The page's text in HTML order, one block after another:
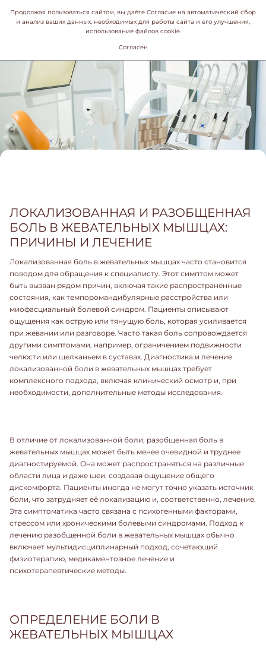
ЛОКАЛИЗОВАННАЯ И РАЗОБЩЕННАЯ
БОЛЬ В ЖЕВАТЕЛЬНЫХ МЫШЦАХ:
ПРИЧИНЫ И ЛЕЧЕНИЕ
Локализованная боль в жевательных мышцах часто становится
поводом для обращения к специалисту. Этот симптом может
быть вызван рядом причин, включая такие распространённые
состояния, как темпоромандибулярные расстройства или
миофасциальный болевой синдром. Пациенты описывают
ощущения как острую или тянущую боль, которая усиливается
при жевании или разговоре. Часто такая боль сопровождается
другими симптомами, например, ограничением подвижности
челюсти или щелканьем в суставах. Диагностика и лечение
локализованной боли в жевательных мышцах требует
комплексного подхода, включая клинический осмотр и, при
необходимости, дополнительные методы исследования.
В отличие от локализованной боли, разобщенная боль в
жевательных мышцах может быть менее очевидной и труднее
диагностируемой. Она может распространяться на различные
области лица и даже шеи, создавая ощущение общего
дискомфорта. Пациенты иногда не могут точно указать источник
боли, что затрудняет её локализацию и, соответственно, лечение.
Эта симптоматика часто связана с психогенными факторами,
стрессом или хроническими болевыми синдромами. Подход к
лечению разобщенной боли в жевательных мышцах обычно
включает мультидисциплинарный подход, сочетающий
физиотерапию, медикаментозное лечение и
психотерапевтические методы.
ОПРЕДЕЛЕНИЕ БОЛИ В
ЖЕВАТЕЛЬНЫХ МЫШЦАХ
Продолжая пользоваться сайтом, вы даёте Согласие на автоматический сбор
и анализ ваших данных, необходимых для работы сайта и его улучшения,
использование файлов cookie.
Согласен